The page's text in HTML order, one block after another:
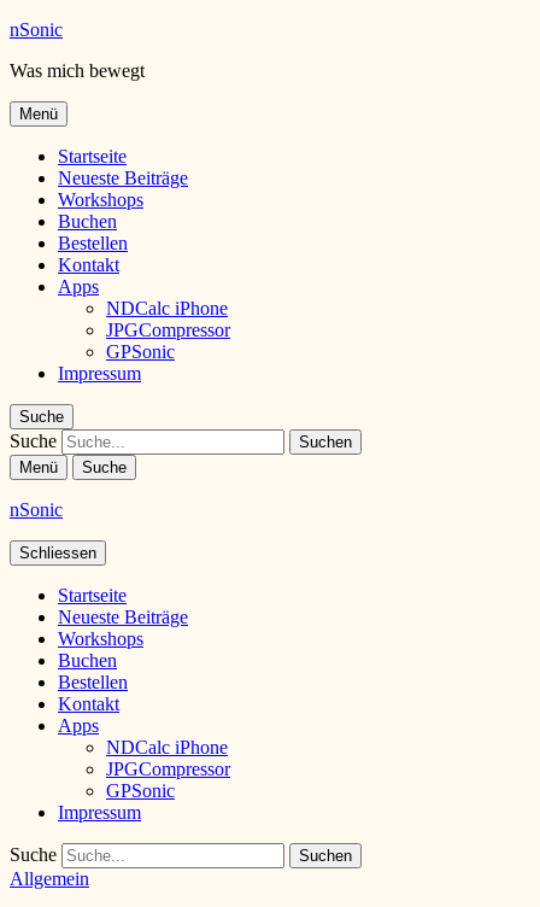
nSonic
Was mich bewegt
Menü
Startseite
Neueste Beiträge
Workshops
Buchen
Bestellen
Kontakt
Apps
NDCalc iPhone
JPGCompressor
GPSonic
Impressum
Suche
Suche
Menü Suche
nSonic
Schliessen
Startseite
Neueste Beiträge
Workshops
Buchen
Bestellen
Kontakt
Apps
NDCalc iPhone
JPGCompressor
GPSonic
Impressum
Suche
Allgemein